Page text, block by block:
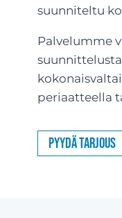
suunniteltu
Palvelumme
periaatteella
Pyydä tarjous